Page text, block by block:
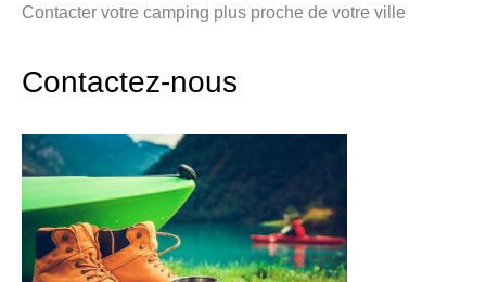
Contacter votre camping plus proche de votre ville
Contactez-nous